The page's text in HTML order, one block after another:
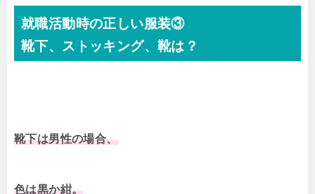
就職活動時の正しい服装③
靴下、ストッキング、靴は？
靴下は男性の場合、
色は黒か紺。